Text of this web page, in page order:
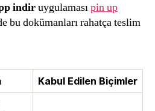
indiruygulamasıpin up
bu dokümanları rahatça teslim
Kabul Edilen Biçimler